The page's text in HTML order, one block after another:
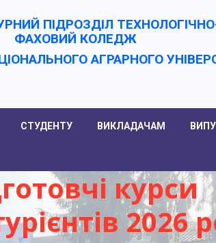
ПІДРОЗДІЛ
ФАХОВИЙ КОЛЕДЖ
АГРАРНОГО
СТУДЕНТУ ВИКЛАДАЧАМ
2026
курси